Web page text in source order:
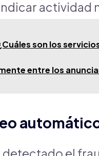
actividad
son los
entre los
detectado el